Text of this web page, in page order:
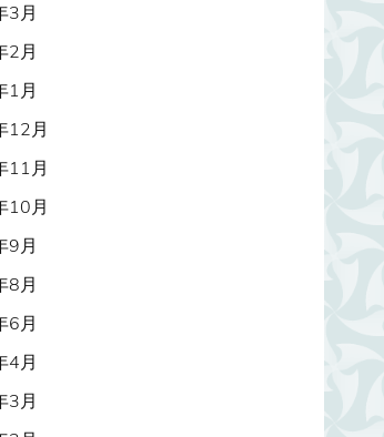
3月
2月
1月
12月
11月
10月
9月
8月
6月
4月
3月